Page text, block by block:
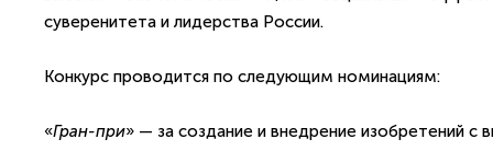
суверенитета и лидерства России.
Конкурс проводится по следующим номинациям:
«Гран-при» — за создание и внедрение изобретений